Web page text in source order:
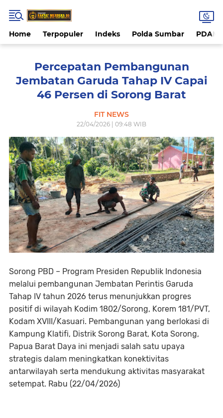
Home Terpopuler Indeks Polda Sumbar PDAM
Percepatan Pembangunan
Jembatan Garuda Tahap IV Capai
46 Persen di Sorong Barat
FIT NEWS
22/04/2026 | 09:48 WIB
Sorong PBD – Program Presiden Republik Indonesia
melalui pembangunan Jembatan Perintis Garuda
Tahap IV tahun 2026 terus menunjukkan progres
positif di wilayah Kodim 1802/Sorong, Korem 181/PVT,
Kodam XVIII/Kasuari. Pembangunan yang berlokasi di
Kampung Klatifi, Distrik Sorong Barat, Kota Sorong,
Papua Barat Daya ini menjadi salah satu upaya
strategis dalam meningkatkan konektivitas
antarwilayah serta mendukung aktivitas masyarakat
setempat. Rabu (22/04/2026)